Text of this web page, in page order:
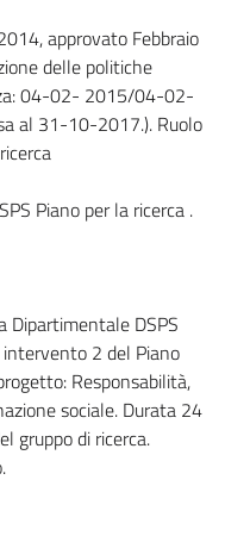
approvato Febbraio
delle politiche
04-02- 2015/04-02-
al 31-10-2017.). Ruolo
Piano per la ricerca .
DSPS
2 del Piano
Responsabilità,
sociale. Durata 24
gruppo di ricerca.